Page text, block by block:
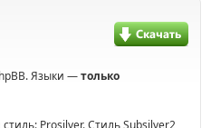
Языки —только